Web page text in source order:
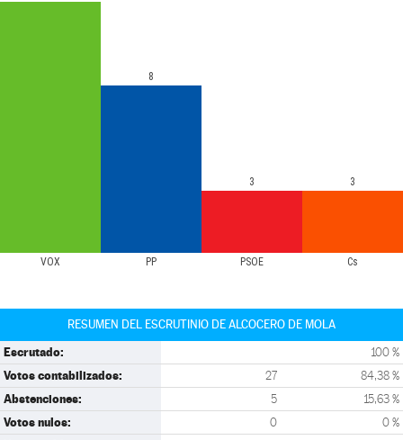
VOX PP PSOE Cs
8
3 3
RESUMEN DEL ESCRUTINIO DE ALCOCERO DE MOLA
Escrutado: 100 %
Votos contabilizados: 27 84,38 %
Abstenciones: 5 15,63 %
Votos nulos: 0 0 %